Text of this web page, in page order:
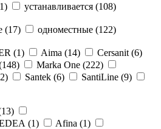
) устанавливается (108)
(17) одноместные (122)
(1) Aima (14) Cersanit (6)
148) Marka One (222)
) Santek (6) SantiLine (9)
13)
(1) Afina (1)